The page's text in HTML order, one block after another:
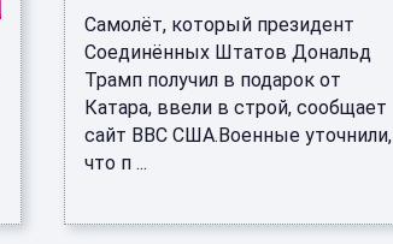
Самолёт, который президент
Соединённых Штатов Дональд
Трамп получил в подарок от
Катара, ввели в строй, сообщает
сайт ВВС США.Военные уточнили,
что п ...